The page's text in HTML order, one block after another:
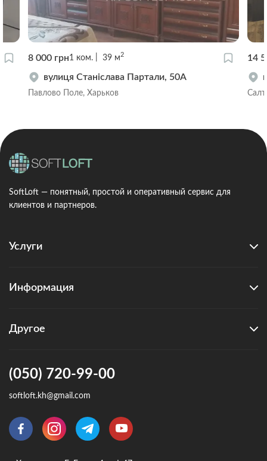
8 000 грн1 ком. 39 м2
вулиця Станіслава Партали, 50А
Павлово Поле, Харьков
14
SoftLoft — понятный, простой и оперативный сервис для
клиентов и партнеров.
Услуги
Информация
Другое
(050) 720-99-00
softloft.kh@gmail.com